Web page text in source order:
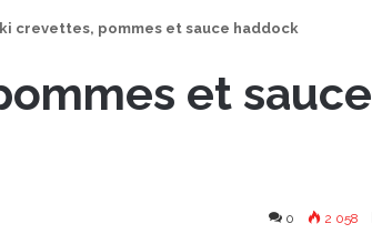
crevettes, pommes et sauce haddock
et sauce
0 2 058